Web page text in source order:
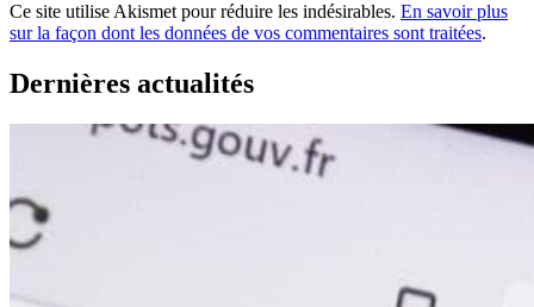
Ce site utilise Akismet pour réduire les indésirables. En savoir plus
sur la façon dont les données de vos commentaires sont traitées.
Dernières actualités